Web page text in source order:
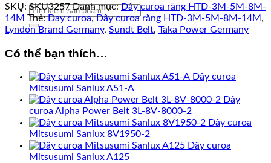
Tìm
kiếm:
SKU: SKU3257 Danh mục:Dây curoa răng HTD-3M-5M-8M-
14M Thẻ:Day curoa,Dây curoa răng HTD-3M-5M-8M-14M ,
Lyndon Brand Germany, Sundt Belt, Taka Power Germany
Có thể bạn thích…
Dây curoa
Mitsusumi Sanlux A51-A
Dây
curoa Alpha Power Belt 3L-8V-8000-2
Dây curoa
Mitsusumi Sanlux 8V1950-2
Dây curoa
Mitsusumi Sanlux A125